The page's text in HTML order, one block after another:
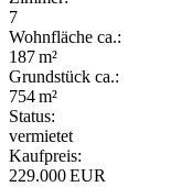
7
Wohnfläche ca.:
187 m²
Grund­stück ca.:
754 m²
Status:
vermietet
Kaufpreis:
229.000 EUR